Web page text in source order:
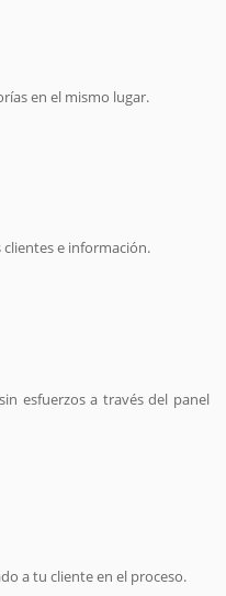
en el mismo lugar.
e información.
esfuerzos a través del panel
a tu cliente en el proceso.